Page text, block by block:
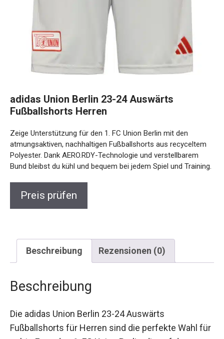
Fußballshorts Herren
atmungsaktiven, nachhaltigen Fußballshorts aus recyceltem
Polyester. Dank AERO.RDY-Technologie und verstellbarem
Bund bleibst du kühl und bequem bei jedem Spiel und
Training.
Preis prüfen
Beschreibung Rezensionen (0)
Beschreibung
Die adidas Union Berlin 23-24 Auswärts
Fußballshorts für Herren sind die perfekte Wahl